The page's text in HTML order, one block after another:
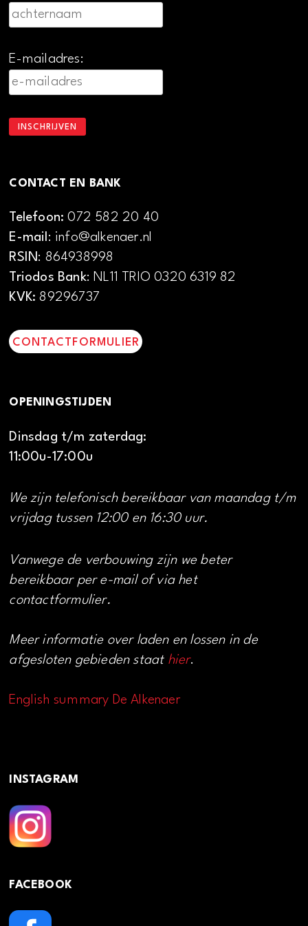
E-mailadres:
CONTACT EN BANK
Telefoon:072 582 20 40
E-mail: info@alkenaer.nl
RSIN: 864938998
Triodos Bank: NL11 TRIO 0320 6319 82
KVK: 89296737
CONTACTFORMULIER
OPENINGSTIJDEN
Dinsdag t/m zaterdag:
11:00u-17:00u
We zijn telefonisch bereikbaar van maandag t/m
vrijdag tussen 12:00 en 16:30 uur.
Vanwege de verbouwing zijn we beter
bereikbaar per e-mail of via het
contactformulier.
Meer informatie over laden en lossen in de
afgesloten gebieden staat hier.
English summary De Alkenaer
INSTAGRAM
FACEBOOK